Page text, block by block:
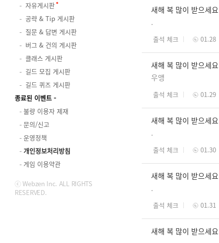
자유게시판
공략 & Tip 게시판
질문 & 답변 게시판
버그 & 건의 게시판
클래스 게시판
길드 모집 게시판
길드 퀴즈 게시판
종료된 이벤트
불량 이용자 제재
문의/신고
운영정책
개인정보처리방침
게임 이용약관
ⓒ Webzen Inc. ALL RIGHTS
RESERVED.
새해 복 많이 받으세요
.
출석 체크 01.28
새해 복 많이 받으세요
우앵
출석 체크 01.29
새해 복 많이 받으세요
.
출석 체크 01.30
새해 복 많이 받으세요
.
출석 체크 01.31
새해 복 많이 받으세요